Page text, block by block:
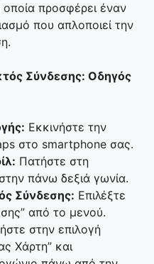
προσφέρει έναν
που απλοποιεί την
Σύνδεσης: Οδηγός
Εκκινήστε την
στο smartphone σας.
Πατήστε στη
πάνω δεξιά γωνία.
Σύνδεσης: Επιλέξτε
από το μενού.
στην επιλογή
Χάρτη” και